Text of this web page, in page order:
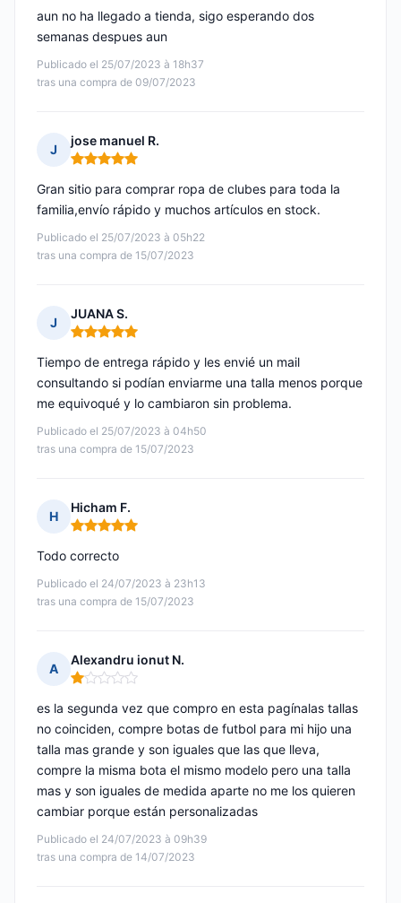
Publicado el 25/07/2023 à 18h37
tras una compra de 09/07/2023
aun no ha llegado a tienda, sigo esperando dos
semanas despues aun
J
jose manuel R.
Nota: 5 de 5
Publicado el 25/07/2023 à 05h22
tras una compra de 15/07/2023
Gran sitio para comprar ropa de clubes para toda la
familia,envío rápido y muchos artículos en stock.
J
JUANA S.
Nota: 5 de 5
Publicado el 25/07/2023 à 04h50
tras una compra de 15/07/2023
Tiempo de entrega rápido y les envié un mail
consultando si podían enviarme una talla menos porque
me equivoqué y lo cambiaron sin problema.
H
Hicham F.
Nota: 5 de 5
Publicado el 24/07/2023 à 23h13
tras una compra de 15/07/2023
Todo correcto
A
Alexandru ionut N.
Nota: 1 de 5
Publicado el 24/07/2023 à 09h39
tras una compra de 14/07/2023
es la segunda vez que compro en esta pagínalas tallas
no coinciden, compre botas de futbol para mi hijo una
talla mas grande y son iguales que las que lleva,
compre la misma bota el mismo modelo pero una talla
mas y son iguales de medida aparte no me los quieren
cambiar porque están personalizadas